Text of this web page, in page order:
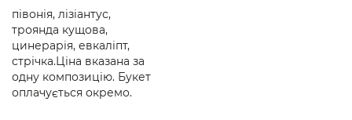
півонія, лізіантус,
троянда кущова,
цинерарія, евкаліпт,
стрічка.Ціна вказана за
одну композицію. Букет
оплачується окремо.